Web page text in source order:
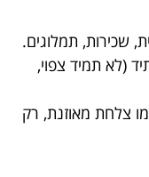
שכירות, תמלוגים.
(לא תמיד צפוי,
צלחת מאוזנת, רק